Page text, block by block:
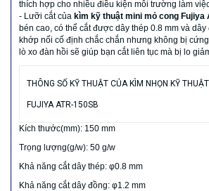
thích hợp cho nhiều điều kiện môi trường làm
- Lưỡi cắt của kìm kỹ thuật mini mỏ cong Fujiya
bén cao, có thể cắt được dây thép 0.8 mm và dây
khớp nối cố định chắc chắn nhưng không bị
lò xo đàn hồi sẽ giúp bạn cắt liên tục mà bị lo
THÔNG SỐ KỸ THUẬT CỦA KÌM NHỌN KỸ
FUJIYA ATR-150SB
Kích thước(mm): 150 mm
Trọng lượng(g/w): 50 g/w
Khả năng cắt dây thép: φ0.8 mm
Khả năng cắt dây đồng: φ1.2 mm